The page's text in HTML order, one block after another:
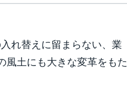
れ替えに留まらない、業
風土にも大きな変革をもた